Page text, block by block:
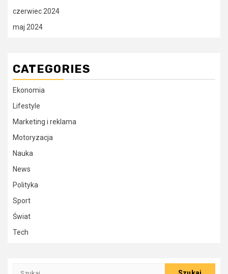
czerwiec 2024
maj 2024
CATEGORIES
Ekonomia
Lifestyle
Marketing i reklama
Motoryzacja
Nauka
News
Polityka
Sport
Świat
Tech
Szukaj: